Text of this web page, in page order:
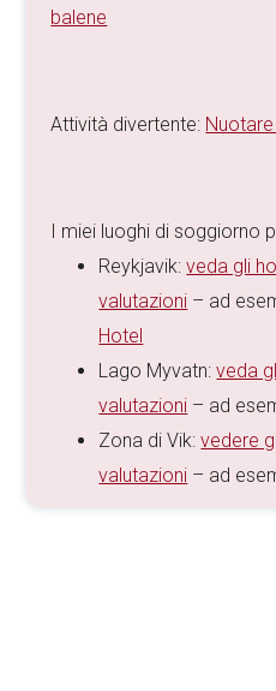
balene
Attività divertente:
I miei luoghi di soggiorno
Reykjavik:veda gli
valutazioni – ad
Hotel
Lago Myvatn:veda
valutazioni – ad
Zona di Vik:vedere
valutazioni – ad